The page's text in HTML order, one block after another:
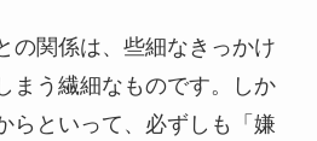
の関係は、些細なきっかけ
まう繊細なものです。しか
らといって、必ずしも「嫌